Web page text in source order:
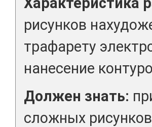
рисунков
трафарету
нанесение
Должен знать:
сложных